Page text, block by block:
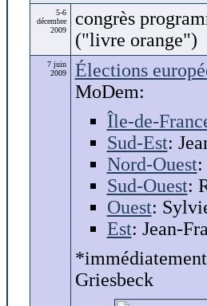
5-6
décembre
2009
congrès
("livre orange")
7 juin
2009
Élections
MoDem:
Île-de-
Sud-Est:
Nord-Ouest:
Sud-Ouest:
Ouest:
Est: Jean-
Griesbeck